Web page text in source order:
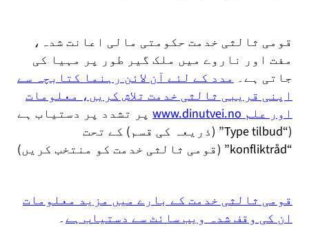
قومی ثالثی خدمت حکومتی مالی اعانت شدہ،
مفت اور ناروے میں ملک گیر طور پر مہیا کی
جاتی ہے۔ مدد کے لئے آن لائن رہنما کتابچہ سے
اپنی قریبی ثالثی خدمت تلاش کریں، معلومات
اور علم www.dinutvei.no
پر تشدد پر دستیاب ہے
(“Type tilbud” (ذریعہ کی قسم) کے تحت
“konfliktråd” (قومی ثالثی خدمت کو منتخب کریں)
قومی ثالثی خدمت کے بارے میں مزید معلومات
ان کی وقف شدہ ویب سائٹ سے دستیاب ہے۔